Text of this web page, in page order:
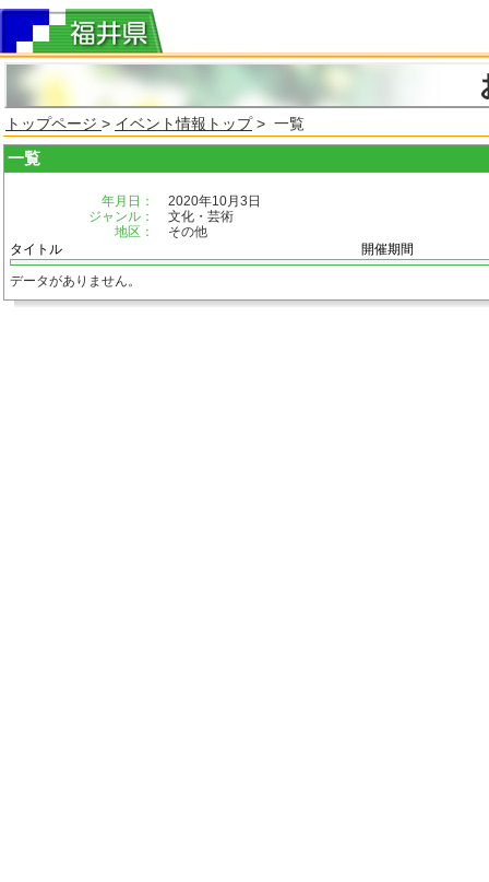
トップページ > イベント情報トップ> 一覧
一覧
年月日：
2020年10月3日
ジャンル：
文化・芸術
地区：
その他
タイトル
開催期間
データがありません。